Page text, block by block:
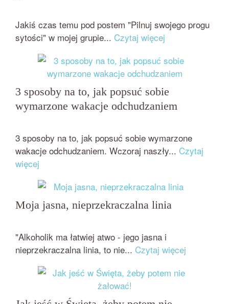
Jakiś czas temu pod postem "Pilnuj swojego progu
sytości" w mojej grupie... Czytaj więcej
3 sposoby na to, jak popsuć sobie
wymarzone wakacje odchudzaniem
3 sposoby na to, jak popsuć sobie wymarzone
wakacje odchudzaniem. Wczoraj naszły... Czytaj
więcej
Moja jasna, nieprzekraczalna linia
"Alkoholik ma łatwiej atwo - jego jasna i
nieprzekraczalna linia, to nie... Czytaj więcej